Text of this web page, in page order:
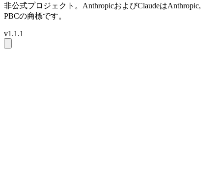
非公式プロジェクト。AnthropicおよびClaudeはAnthropic,
PBCの商標です。
v1.1.1